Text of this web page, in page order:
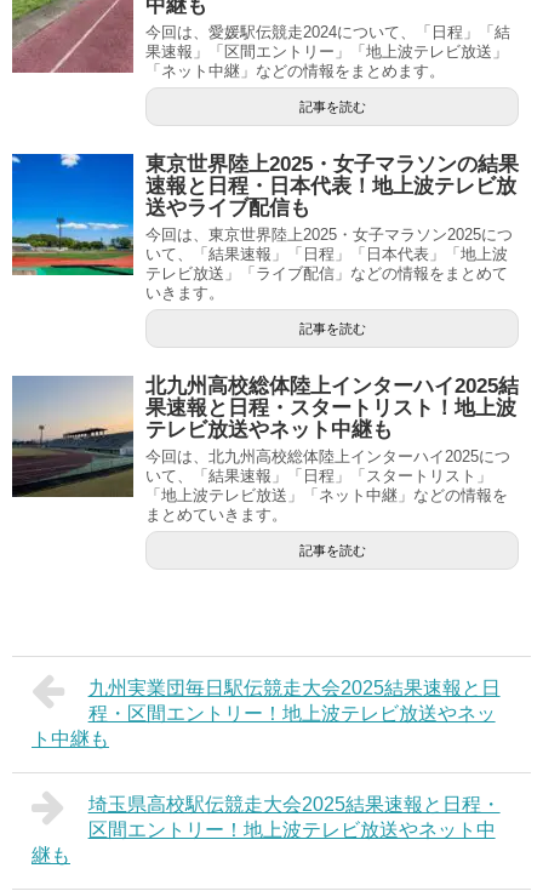
中継も
今回は、愛媛駅伝競走2024について、「日程」「結
果速報」「区間エントリー」「地上波テレビ放送」
「ネット中継」などの情報をまとめます。
記事を読む
東京世界陸上2025・女子マラソンの結果
速報と日程・日本代表！地上波テレビ放
送やライブ配信も
今回は、東京世界陸上2025・女子マラソン2025につ
いて、「結果速報」「日程」「日本代表」「地上波
テレビ放送」「ライブ配信」などの情報をまとめて
いきます。
記事を読む
北九州高校総体陸上インターハイ2025結
果速報と日程・スタートリスト！地上波
テレビ放送やネット中継も
今回は、北九州高校総体陸上インターハイ2025につ
いて、「結果速報」「日程」「スタートリスト」
「地上波テレビ放送」「ネット中継」などの情報を
まとめていきます。
記事を読む
九州実業団毎日駅伝競走大会2025結果速報と日
程・区間エントリー！地上波テレビ放送やネッ
ト中継も
埼玉県高校駅伝競走大会2025結果速報と日程・
区間エントリー！地上波テレビ放送やネット中
継も